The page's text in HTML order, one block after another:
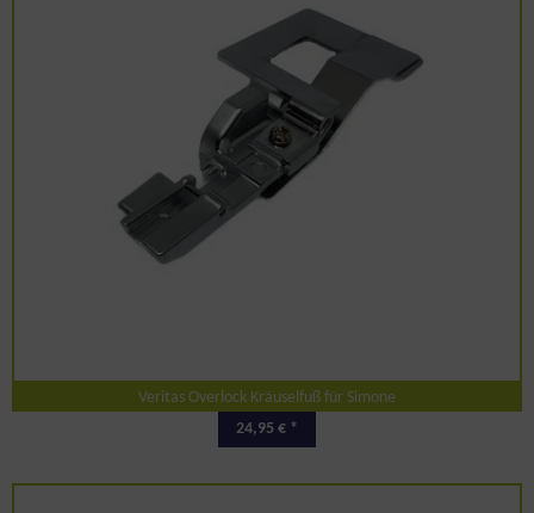
Veritas Overlock Kräuselfuß für Simone
24,95 € *